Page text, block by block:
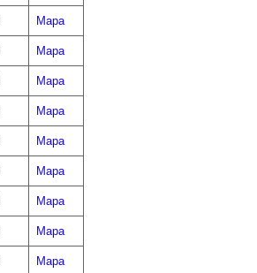
Mapa
Mapa
Mapa
Mapa
Mapa
Mapa
Mapa
Mapa
Mapa